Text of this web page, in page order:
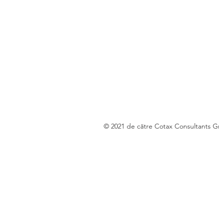
© 2021 de către Cotax Consultants